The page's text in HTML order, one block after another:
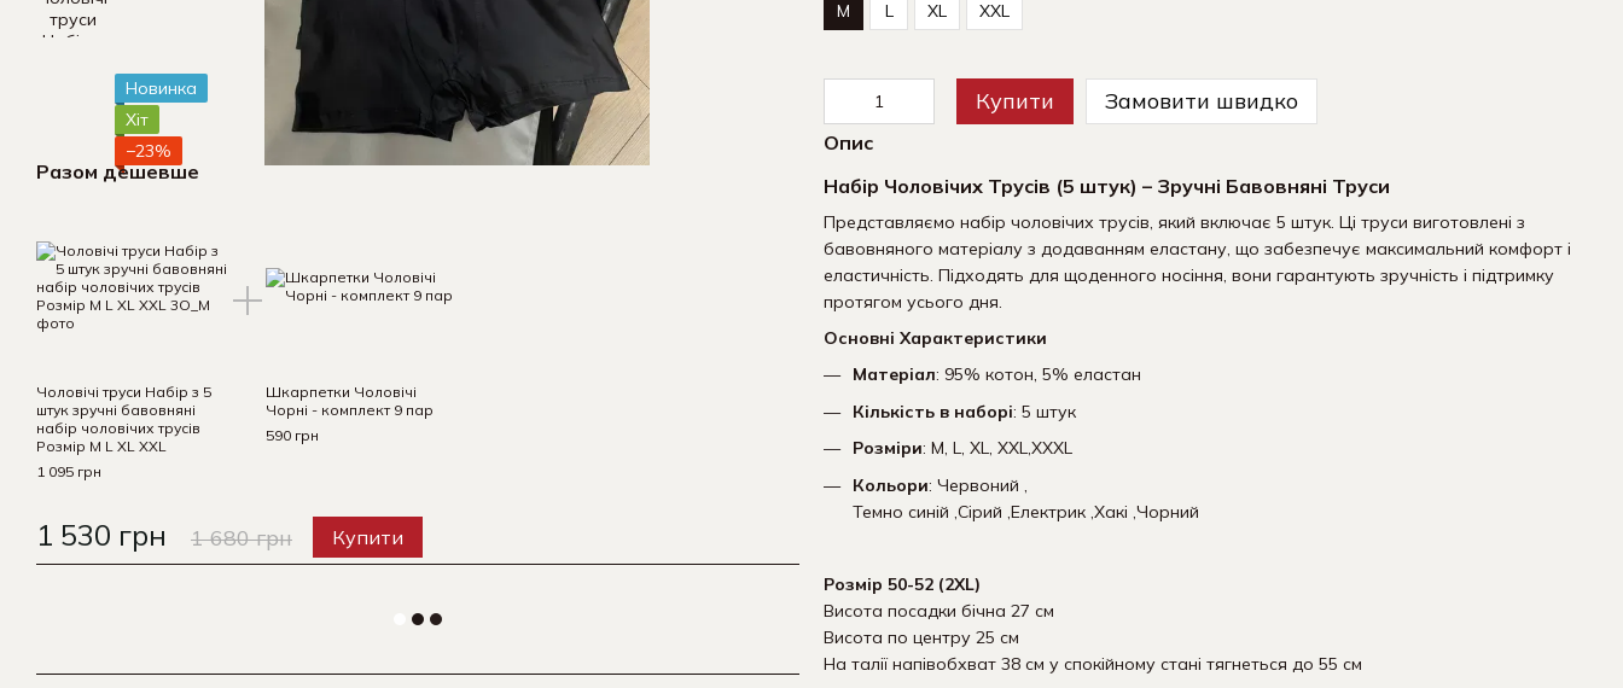
Новинка
Хіт
−23%
Разом дешевше
Чоловічі труси Набір з 5
штук зручні бавовняні
набір чоловічих трусів
Розмір M L XL XXL
1 095 грн
Шкарпетки Чоловічі
Чорні - комплект 9 пар
590 грн
1 530 грн 1 680 грн Купити
M L XL XXL
Купити Замовити швидко
Опис
Набір Чоловічих Трусів (5 штук) – Зручні Бавовняні Труси
Представляємо набір чоловічих трусів, який включає 5 штук. Ці труси виготовлені з
бавовняного матеріалу з додаванням еластану, що забезпечує максимальний комфорт і
еластичність. Підходять для щоденного носіння, вони гарантують зручність і підтримку
протягом усього дня.
Основні Характеристики
Матеріал: 95% котон, 5% еластан
Кількість в наборі: 5 штук
Розміри: M, L, XL, XXL,XXXL
Кольори: Червоний ,
Темно синій ,Сірий ,Електрик ,Хакі ,Чорний
Розмір 50-52 (2XL)
Висота посадки бічна 27 см
Висота по центру 25 см
На талії напівобхват 38 см у спокійному стані тягнеться до 55 см